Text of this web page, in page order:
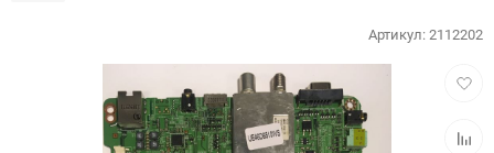
Артикул:2112202